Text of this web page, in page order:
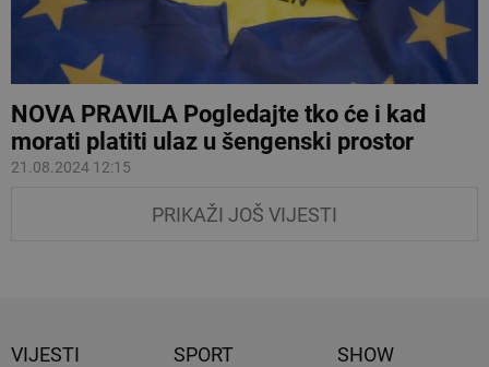
NOVA PRAVILA Pogledajte tko će i kad
morati platiti ulaz u šengenski prostor
21.08.2024 12:15
PRIKAŽI JOŠ VIJESTI
VIJESTI SPORT SHOW